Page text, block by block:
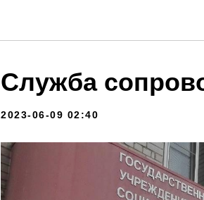
Служба
2023-06-09 02:40